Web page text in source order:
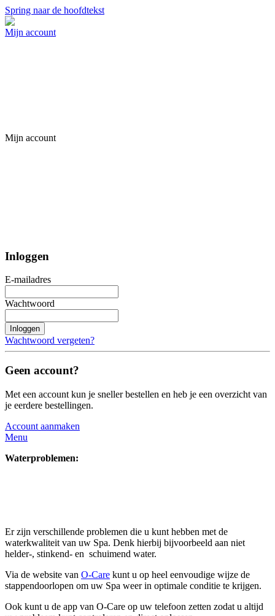
Spring naar de hoofdtekst
Mijn account
Mijn account
Inloggen
E-mailadres
Wachtwoord
Inloggen
Wachtwoord vergeten?
Geen account?
Met een account kun je sneller bestellen en heb je een overzicht van
je eerdere bestellingen.
Account aanmaken
Menu
Waterproblemen:
Er zijn verschillende problemen die u kunt hebben met de
waterkwaliteit van uw Spa. Denk hierbij bijvoorbeeld aan niet
helder-, stinkend- en schuimend water.
Via de website van O-Care kunt u op heel eenvoudige wijze de
stappendoorlopen om uw Spa weer in optimale conditie te krijgen.
Ook kunt u de app van O-Care op uw telefoon zetten zodat u altijd